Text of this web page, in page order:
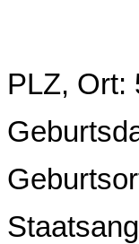
PLZ, Ort: